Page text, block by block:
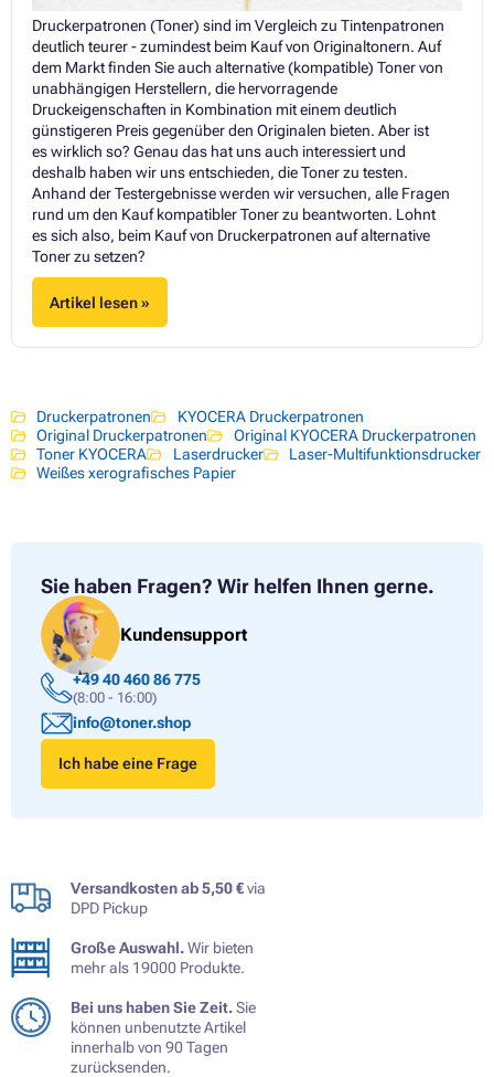
Druckerpatronen (Toner) sind im Vergleich zu Tintenpatronen
deutlich teurer - zumindest beim Kauf von Originaltonern. Auf
dem Markt finden Sie auch alternative (kompatible) Toner von
unabhängigen Herstellern, die hervorragende
Druckeigenschaften in Kombination mit einem deutlich
günstigeren Preis gegenüber den Originalen bieten. Aber ist
es wirklich so? Genau das hat uns auch interessiert und
deshalb haben wir uns entschieden, die Toner zu testen.
Anhand der Testergebnisse werden wir versuchen, alle Fragen
rund um den Kauf kompatibler Toner zu beantworten. Lohnt
es sich also, beim Kauf von Druckerpatronen auf alternative
Toner zu setzen?
Artikel lesen »
Druckerpatronen
KYOCERA Druckerpatronen
Original Druckerpatronen
Original KYOCERA Druckerpatronen
Toner KYOCERA
Laserdrucker
Laser-Multifunktionsdrucker
Weißes xerografisches Papier
Sie haben Fragen? Wir helfen Ihnen gerne.
Kundensupport
+49 40 460 86 775
(8:00 - 16:00)
info@toner.shop
Ich habe eine Frage
Versandkosten ab 5,50 €via
DPD Pickup
Große Auswahl.Wir bieten
mehr als 19000 Produkte.
Bei uns haben Sie Zeit.Sie
können unbenutzte Artikel
innerhalb von 90 Tagen
zurücksenden.